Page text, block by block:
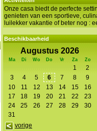
Onze casa biedt de perfecte
genieten van een sportieve,
luilekker vakantie of beter nog :
Beschikbaarheid
Augustus 2026
Ma Di Wo Do Vr Za Zo
1
2
3
4 5 6 7 8
9
10
11 12 13 14 15
16
17
18 19 20 21 22
23
24
25 26 27 28 29
30
31
vorige